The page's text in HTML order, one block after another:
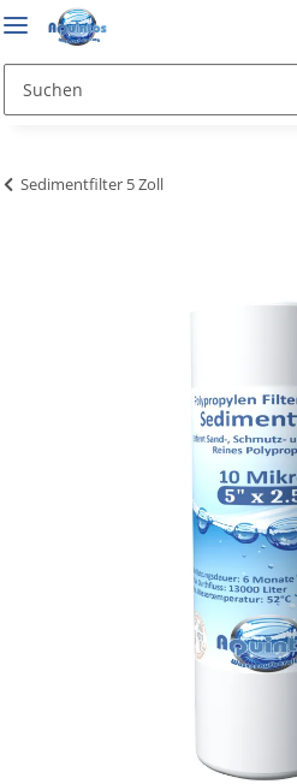
Sedimentfilter 5 Zoll